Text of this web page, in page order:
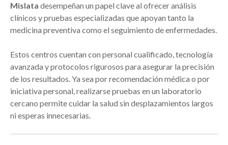
Mislata desempeñan un papel clave al ofrecer análisis
clínicos y pruebas especializadas que apoyan tanto la
medicina preventiva como el seguimiento de enfermedades.
Estos centros cuentan con personal cualificado, tecnología
avanzada y protocolos rigurosos para asegurar la precisión
de los resultados. Ya sea por recomendación médica o por
iniciativa personal, realizarse pruebas en un laboratorio
cercano permite cuidar la salud sin desplazamientos largos
ni esperas innecesarias.